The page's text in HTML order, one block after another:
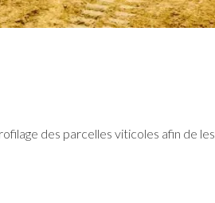
des parcelles viticoles afin de les